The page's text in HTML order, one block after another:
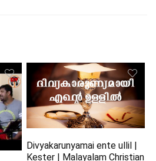
Divyakarunyamai ente ullil |
Kester | Malayalam Christian